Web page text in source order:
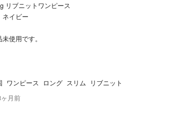
リブニットワンピース
ネイビー
未使用です。
ワンピース ロング スリム リブニット
月前